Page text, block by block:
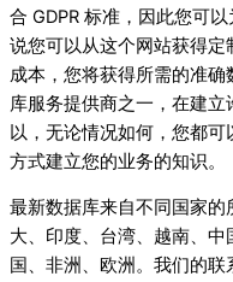
合 GDPR 标准，因此您可
说您可以从这个网站获得
成本，您将获得所需的准
库服务提供商之一，在建
以，无论情况如何，您都
方式建立您的业务的知识。
最新数据库来自不同国家
大、印度、台湾、越南、
国、非洲、欧洲。我们的